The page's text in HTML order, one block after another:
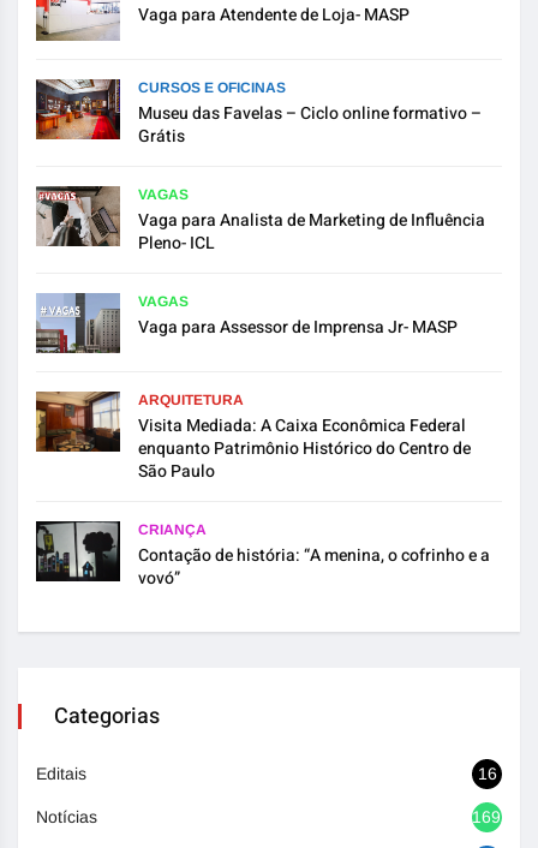
Vaga para Atendente de Loja- MASP
CURSOS E OFICINAS
Museu das Favelas – Ciclo online formativo –
Grátis
VAGAS
Vaga para Analista de Marketing de Influência
Pleno- ICL
VAGAS
Vaga para Assessor de Imprensa Jr- MASP
ARQUITETURA
Visita Mediada: A Caixa Econômica Federal
enquanto Patrimônio Histórico do Centro de
São Paulo
CRIANÇA
Contação de história: “A menina, o cofrinho e a
vovó”
Categorias
Editais 16
Notícias 1692